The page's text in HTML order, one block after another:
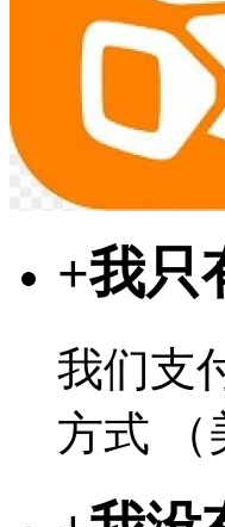
+我只
我们支
方式 （